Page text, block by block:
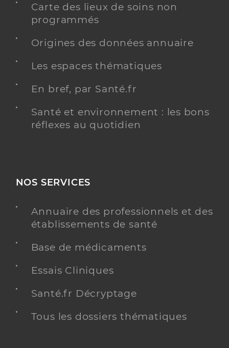
Carte des lieux de soins non
programmés
Origines des données annuaire
Les espaces thématiques
En bref, par Santé.fr
Santé et environnement : les bons
réflexes au quotidien
NOS SERVICES
Annuaire des professionnels et des
établissements de santé
Base de médicaments
Essais Cliniques
Santé.fr Décryptage
Tous les dossiers thématiques